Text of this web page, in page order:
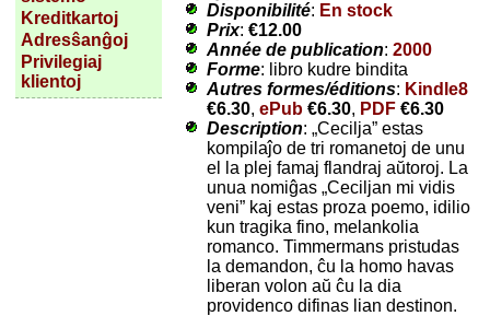
Kreditkartoj
Adresŝanĝoj
Privilegiaj
klientoj
Disponibilité: En stock
Prix: €12.00
Année de publication: 2000
Forme: libro kudre bindita
Autres formes/éditions: Kindle8
€6.30, ePub €6.30, PDF €6.30
Description: „Cecilja” estas
kompilaĵo de tri romanetoj de unu
el la plej famaj flandraj aŭtoroj. La
unua nomiĝas „Ceciljan mi vidis
veni” kaj estas proza poemo, idilio
kun tragika fino, melankolia
romanco. Timmermans pristudas
la demandon, ĉu la homo havas
liberan volon aŭ ĉu la dia
providenco difinas lian destinon.